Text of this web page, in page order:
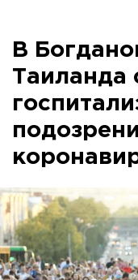
В
Таиланда